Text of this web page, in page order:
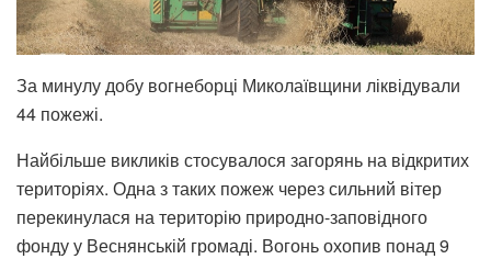
За минулу добу вогнеборці Миколаївщини ліквідували
44 пожежі.
Найбільше викликів стосувалося загорянь на відкритих
територіях. Одна з таких пожеж через сильний вітер
перекинулася на територію природно-заповідного
фонду у Веснянській громаді. Вогонь охопив понад 9